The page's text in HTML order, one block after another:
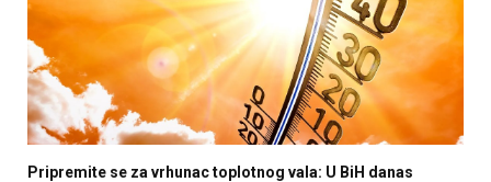
Pripremite se za vrhunac toplotnog vala: U BiH danas